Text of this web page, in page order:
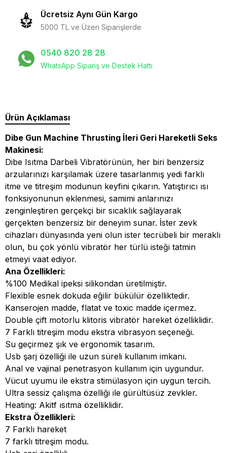
Ücretsiz Aynı Gün Kargo
5000 TL ve Üzeri Siparişlerde
0540 820 28 28
WhatsApp Sipariş ve Destek Hattı
Ürün Açıklaması
Dibe Gun Machine Thrusting İleri Geri Hareketli Seks
Makinesi:
Dibe Isıtma Darbeli Vibratörünün, her biri benzersiz
arzularınızı karşılamak üzere tasarlanmış yedi farklı
itme ve titreşim modunun keyfini çıkarın. Yatıştırıcı ısı
fonksiyonunun eklenmesi, samimi anlarınızı
zenginleştiren gerçekçi bir sıcaklık sağlayarak
gerçekten benzersiz bir deneyim sunar. İster zevk
cihazları dünyasında yeni olun ister tecrübeli bir meraklı
olun, bu çok yönlü vibratör her türlü isteği tatmin
etmeyi vaat ediyor.
Ana Özellikleri:
%100 Medikal ipeksi silikondan üretilmiştir.
Flexible esnek dokuda eğilir bükülür özelliktedir.
Kanserojen madde, flatat ve toxic madde içermez.
Double çift motorlu klitoris vibratör hareket özelliklidir.
7 Farklı titreşim modu ekstra vibrasyon seçeneği.
Su geçirmez şık ve ergonomik tasarım.
Usb şarj özelliği ile uzun süreli kullanım imkanı.
Anal ve vajinal penetrasyon kullanım için uygundur.
Vücut uyumu ile ekstra stimülasyon için uygun tercih.
Ultra sessiz çalışma özelliği ile gürültüsüz zevkler.
Heating: Akitf ısıtma özelliklidir.
Ekstra Özellikleri:
7 Farklı hareket
7 farklı titreşim modu.